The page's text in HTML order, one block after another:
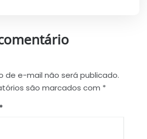
de e-mail não será publicado.
são marcados com *